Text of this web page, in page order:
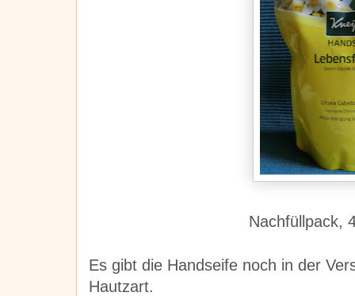
Nachfüllpack,
Es gibt die Handseife noch in der
Hautzart.